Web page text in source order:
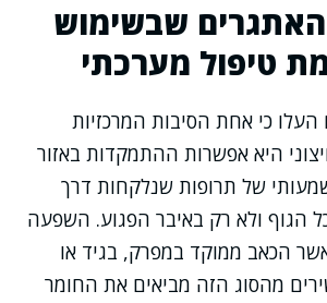
שבשימוש
טיפול מערכתי
כי אחת הסיבות המרכזיות
היא אפשרות ההתמקדות באזור
של תרופות שנלקחות דרך
הגוף ולא רק באיבר הפגוע. השפעה
הכאב ממוקד במפרק, בגיד או
מהסוג הזה מביאים את החומר